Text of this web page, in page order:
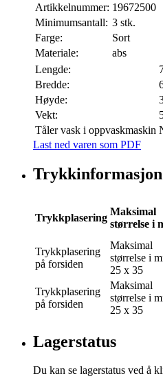
Artikkelnummer: 19672500
Minimumsantall: 3 stk.
Farge:
Sort
Materiale:
abs
Lengde:
Bredde:
Høyde:
Vekt:
Tåler vask i oppvaskmaskin
Last ned varen som PDF
Trykkinformasjon
Trykkplasering
Maksimal
størrelse i
Trykkplasering
på forsiden
Maksimal
størrelse i
25 x 35
Trykkplasering
på forsiden
Maksimal
størrelse i
25 x 35
Lagerstatus
Du kan se lagerstatus ved å